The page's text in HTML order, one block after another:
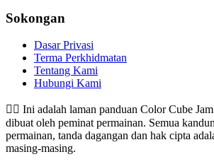
Sokongan
Dasar Privasi
Terma Perkhidmatan
Tentang Kami
Hubungi Kami
👉🏻 Ini adalah laman panduan Color Cube
dibuat oleh peminat permainan. Semua
permainan, tanda dagangan dan hak cipta
masing-masing.